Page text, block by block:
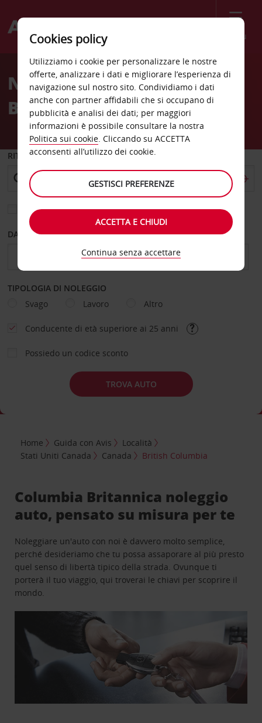
Menù
Welcome
AvisNoleggio auto Columbia
Britannica
RITIRO DA
Scegli una località di riconsegna diversa
DAL GIORNO AL GIORNO
TIPOLOGIA DI NOLEGGIO
Svago
Lavoro Altro
Conducente di età superiore ai 25 anni
Possiedo un codice sconto
TROVA AUTO
Home Guida con Avis
Località
Stati Uniti Canada
Canada British Columbia
Columbia Britannica noleggio
auto, pensato su misura per te
Noleggiare un'auto con noi è davvero molto semplice,
perché desideriamo che tu possa assaporare al più presto
quel senso di libertà tipico della strada. Ovunque ti
porterà il tuo viaggio, qui troverai le chiavi per scoprire il
mondo.
Cookies policy
Utilizziamo i cookie per personalizzare le nostre
offerte, analizzare i dati e migliorare l’esperienza di
navigazione sul nostro sito. Condividiamo i dati
anche con partner affidabili che si occupano di
pubblicità e analisi dei dati; per maggiori
informazioni è possibile consultare la nostra
Politica sui cookie. Cliccando su ACCETTA
acconsenti all’utilizzo dei cookie.
GESTISCI PREFERENZE
ACCETTA E CHIUDI
Continua senza accettare